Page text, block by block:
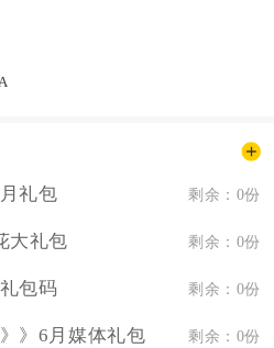
礼包 剩余：0份
大礼包 剩余：0份
包码 剩余：0份
》6月媒体礼包 剩余：0份